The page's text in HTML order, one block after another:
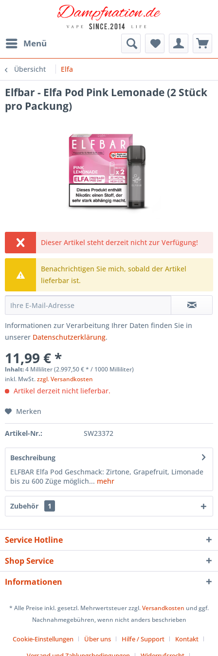
Menü
Übersicht Elfa
Elfbar - Elfa Pod Pink Lemonade (2 Stück
pro Packung)
Dieser Artikel steht derzeit nicht zur Verfügung!
Benachrichtigen Sie mich, sobald der Artikel
lieferbar ist.
Informationen zur Verarbeitung Ihrer Daten finden Sie in
unserer Datenschutzerklärung.
11,99 € *
Inhalt:4 Milliliter (2.997,50 € * / 1000 Milliliter)
inkl. MwSt.zzgl. Versandkosten
Artikel derzeit nicht lieferbar.
Merken
Artikel-Nr.: SW23372
Beschreibung
ELFBAR Elfa Pod Geschmack: Zirtone, Grapefruit, Limonade
bis zu 600 Züge möglich... mehr
Zubehör 1
Service Hotline
Shop Service
Informationen
* Alle Preise inkl. gesetzl. Mehrwertsteuer zzgl.Versandkosten und ggf.
Nachnahmegebühren, wenn nicht anders beschrieben
Cookie-Einstellungen Über uns Hilfe / Support
Kontakt